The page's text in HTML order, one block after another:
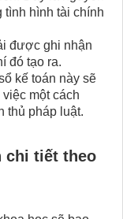
tình hình tài chính
được ghi nhận
đó tạo ra.
kế toán này sẽ
một cách
thủ pháp luật.
chi tiết theo